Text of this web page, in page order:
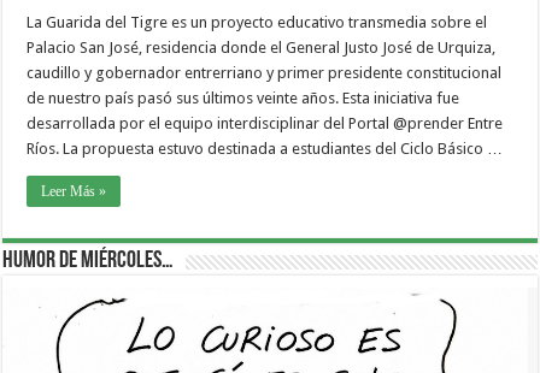
La Guarida del Tigre es un proyecto educativo transmedia sobre el
Palacio San José, residencia donde el General Justo José de Urquiza,
caudillo y gobernador entrerriano y primer presidente constitucional
de nuestro país pasó sus últimos veinte años. Esta iniciativa fue
desarrollada por el equipo interdisciplinar del Portal @prender Entre
Ríos. La propuesta estuvo destinada a estudiantes del Ciclo Básico …
Leer Más »
Humor de Miércoles…